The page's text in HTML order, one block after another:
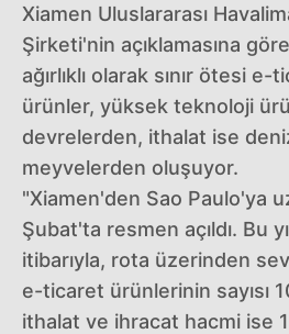
Xiamen Uluslararası
Şirketi'nin açıklamasına
ağırlıklı olarak sınır ötesi
ürünler, yüksek teknoloji
devrelerden, ithalat ise
meyvelerden oluşuyor.
"Xiamen'den Sao Paulo'ya
Şubat'ta resmen açıldı. Bu
itibarıyla, rota üzerinden
e-ticaret ürünlerinin sayısı
ithalat ve ihracat hacmi ise